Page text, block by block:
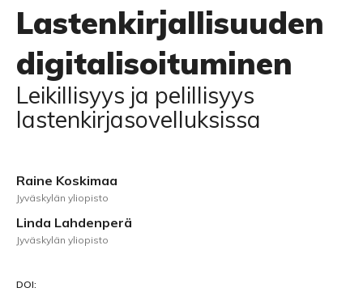
Lastenkirjallisuuden
digitalisoituminen
Leikillisyys ja pelillisyys
lastenkirjasovelluksissa
Raine Koskimaa
Jyväskylän yliopisto
Linda Lahdenperä
Jyväskylän yliopisto
DOI: